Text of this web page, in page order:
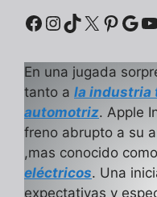
Facebook
Instagram
TikTok
X
En una jugada
tanto a la industria
automotriz. Apple
freno abrupto a su
,mas conocido
eléctricos. Una
expectativas y